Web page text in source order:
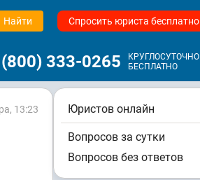
Найти Спросить юриста бесплатно
333-0265
КРУГЛОСУТОЧНО
БЕСПЛАТНО
13:23 Юристов онлайн
Вопросов за сутки
Вопросов без ответов